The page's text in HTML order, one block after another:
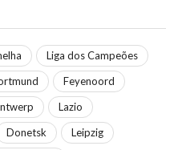
Liga dos Campeões
Feyenoord
Lazio
Donetsk
Leipzig